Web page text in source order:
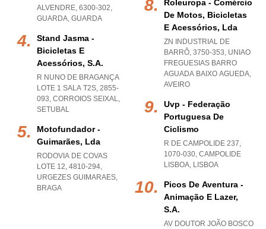
ALVENDRE, 6300-302,
GUARDA, GUARDA
Stand Jasma -
Bicicletas E
Acessórios, S.a.
R NUNO DE BRAGANÇA
LOTE 1 SALA T2S, 2855-
093, CORROIOS SEIXAL,
SETUBAL
Motofundador -
Guimarães, Lda
RODOVIA DE COVAS
LOTE 12, 4810-294,
URGEZES GUIMARAES,
BRAGA
Roleuropa - Comércio
De Motos, Bicicletas
E Acessórios, Lda
ZN INDUSTRIAL DE
BARRÔ, 3750-353, UNIAO
FREGUESIAS BARRO
AGUADA BAIXO AGUEDA,
AVEIRO
Uvp - Federação
Portuguesa De
Ciclismo
R DE CAMPOLIDE 237,
1070-030, CAMPOLIDE
LISBOA, LISBOA
Picos De Aventura -
Animação E Lazer,
S.a.
AV DOUTOR JOÃO BOSCO